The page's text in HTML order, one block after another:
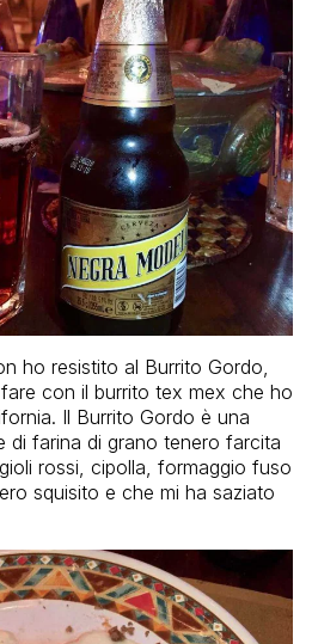
ho resistito al Burrito Gordo,
con il burrito tex mex che ho
Il Burrito Gordo è una
di farina di grano tenero farcita
rossi, cipolla, formaggio fuso
squisito e che mi ha saziato